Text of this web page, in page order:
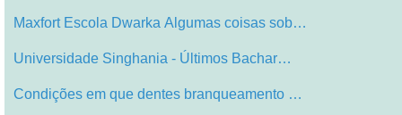
Maxfort Escola Dwarka Algumas coisas sob…
Universidade Singhania - Últimos Bachar…
Condições em que dentes branqueamento …